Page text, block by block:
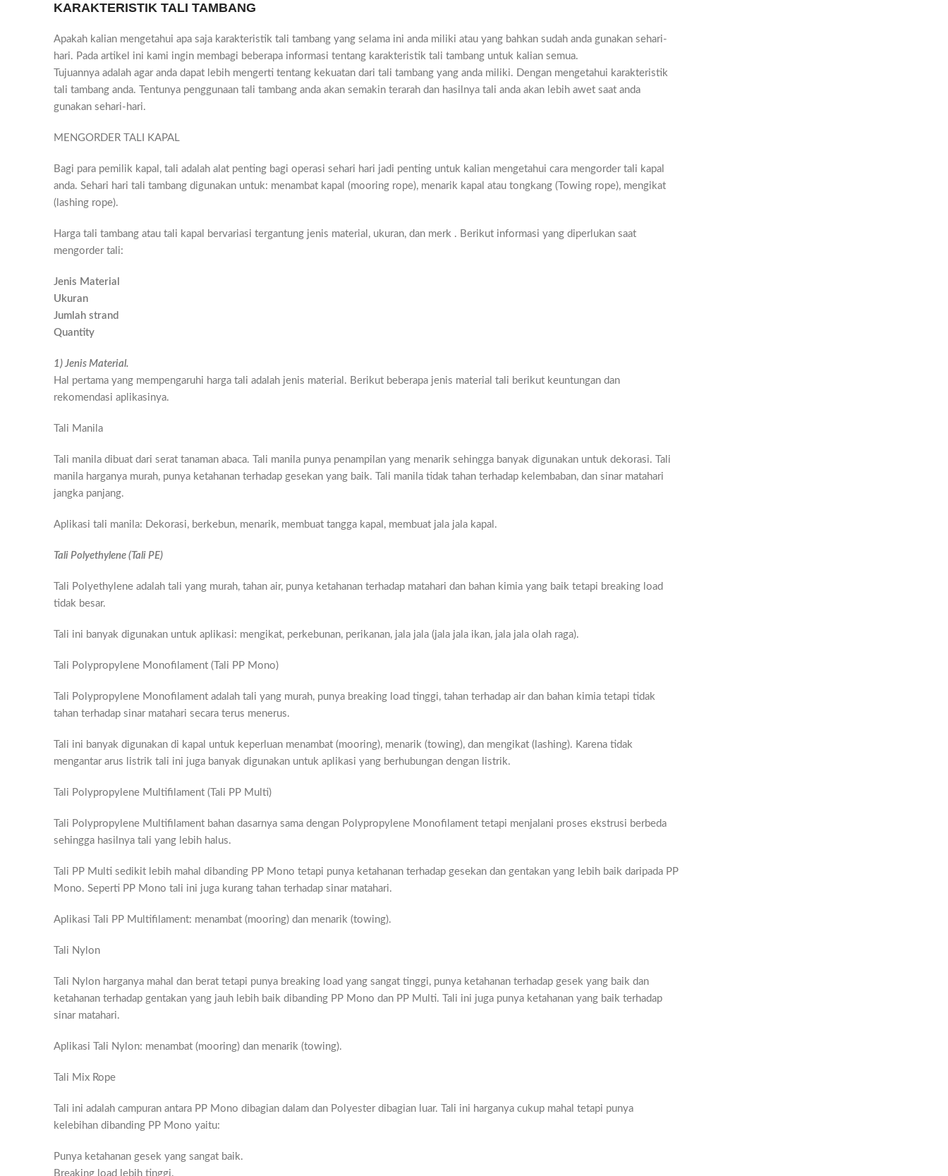
KARAKTERISTIK TALI TAMBANG
Apakah kalian mengetahui apa saja karakteristik tali tambang yang selama ini anda miliki atau yang bahkan sudah anda gunakan sehari-
hari. Pada artikel ini kami ingin membagi beberapa informasi tentang karakteristik tali tambang untuk kalian semua.
Tujuannya adalah agar anda dapat lebih mengerti tentang kekuatan dari tali tambang yang anda miliki. Dengan mengetahui karakteristik
tali tambang anda. Tentunya penggunaan tali tambang anda akan semakin terarah dan hasilnya tali anda akan lebih awet saat anda
gunakan sehari-hari.
MENGORDER TALI KAPAL
Bagi para pemilik kapal, tali adalah alat penting bagi operasi sehari hari jadi penting untuk kalian mengetahui cara mengorder tali kapal
anda. Sehari hari tali tambang digunakan untuk: menambat kapal (mooring rope), menarik kapal atau tongkang (Towing rope), mengikat
(lashing rope).
Harga tali tambang atau tali kapal bervariasi tergantung jenis material, ukuran, dan merk . Berikut informasi yang diperlukan saat
mengorder tali:
Jenis Material
Ukuran
Jumlah strand
Quantity
1) Jenis Material.
Hal pertama yang mempengaruhi harga tali adalah jenis material. Berikut beberapa jenis material tali berikut keuntungan dan
rekomendasi aplikasinya.
Tali Manila
Tali manila dibuat dari serat tanaman abaca. Tali manila punya penampilan yang menarik sehingga banyak digunakan untuk dekorasi. Tali
manila harganya murah, punya ketahanan terhadap gesekan yang baik. Tali manila tidak tahan terhadap kelembaban, dan sinar matahari
jangka panjang.
Aplikasi tali manila: Dekorasi, berkebun, menarik, membuat tangga kapal, membuat jala jala kapal.
Tali Polyethylene (Tali PE)
Tali Polyethylene adalah tali yang murah, tahan air, punya ketahanan terhadap matahari dan bahan kimia yang baik tetapi breaking load
tidak besar.
Tali ini banyak digunakan untuk aplikasi: mengikat, perkebunan, perikanan, jala jala (jala jala ikan, jala jala olah raga).
Tali Polypropylene Monofilament (Tali PP Mono)
Tali Polypropylene Monofilament adalah tali yang murah, punya breaking load tinggi, tahan terhadap air dan bahan kimia tetapi tidak
tahan terhadap sinar matahari secara terus menerus.
Tali ini banyak digunakan di kapal untuk keperluan menambat (mooring), menarik (towing), dan mengikat (lashing). Karena tidak
mengantar arus listrik tali ini juga banyak digunakan untuk aplikasi yang berhubungan dengan listrik.
Tali Polypropylene Multifilament (Tali PP Multi)
Tali Polypropylene Multifilament bahan dasarnya sama dengan Polypropylene Monofilament tetapi menjalani proses ekstrusi berbeda
sehingga hasilnya tali yang lebih halus.
Tali PP Multi sedikit lebih mahal dibanding PP Mono tetapi punya ketahanan terhadap gesekan dan gentakan yang lebih baik daripada PP
Mono. Seperti PP Mono tali ini juga kurang tahan terhadap sinar matahari.
Aplikasi Tali PP Multifilament: menambat (mooring) dan menarik (towing).
Tali Nylon
Tali Nylon harganya mahal dan berat tetapi punya breaking load yang sangat tinggi, punya ketahanan terhadap gesek yang baik dan
ketahanan terhadap gentakan yang jauh lebih baik dibanding PP Mono dan PP Multi. Tali ini juga punya ketahanan yang baik terhadap
sinar matahari.
Aplikasi Tali Nylon: menambat (mooring) dan menarik (towing).
Tali Mix Rope
Tali ini adalah campuran antara PP Mono dibagian dalam dan Polyester dibagian luar. Tali ini harganya cukup mahal tetapi punya
kelebihan dibanding PP Mono yaitu:
Punya ketahanan gesek yang sangat baik.
Breaking load lebih tinggi.